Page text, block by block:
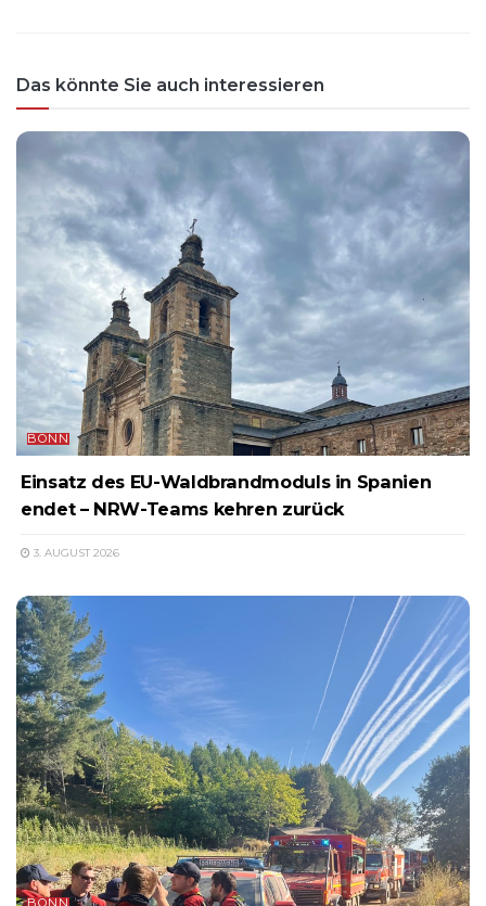
Das könnte Sie auch interessieren
BONN
Einsatz des EU-Waldbrandmoduls in Spanien
endet – NRW-Teams kehren zurück
3. AUGUST 2026
BONN